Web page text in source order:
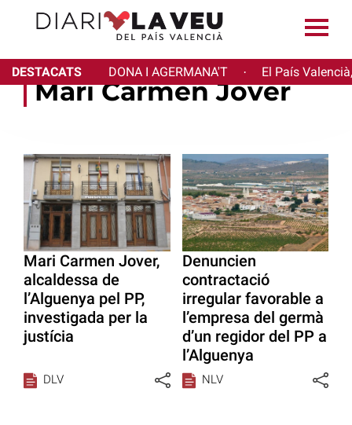
DESTACATS DONA I AGERMANA'T · El País
Mari Carmen Jover
Mari Carmen Jover,
alcaldessa de
l’Alguenya pel PP,
investigada per la
justícia
DLV
Denuncien
contractació
irregular favorable a
l’empresa del germà
d’un regidor del PP a
l’Alguenya
NLV